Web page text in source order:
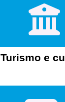
Turismo e